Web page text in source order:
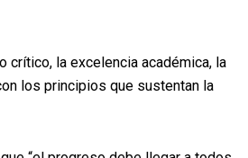
crítico, la excelencia académica, la
los principios que sustentan la